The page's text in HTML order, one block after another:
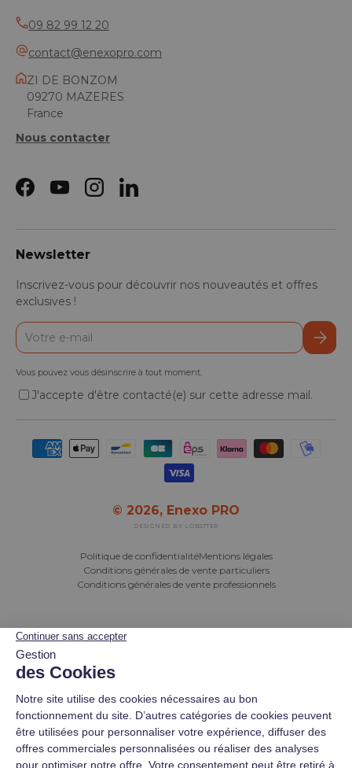
09 82 99 12 20
contact@enexopro.com
ZI DE BONZOM
09270 MAZERES
France
Nous contacter
Facebook
YouTubeInstagramLinkedIn
Newsletter
Inscrivez-vous pour découvrir nos nouveautés et offres
exclusives !
E-mail
Vous pouvez vous désinscrire à tout moment.
J'accepte d'être contacté(e) sur cette adresse mail.
Moyens de paiement acceptés
© 2026, Enexo PRO
DESIGNED BY LOBSTTER
Politique de confidentialitéMentions légales
Conditions générales de vente particuliers
Conditions générales de vente professionnels